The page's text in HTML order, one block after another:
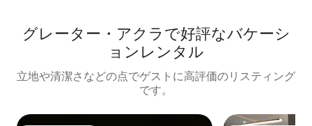
グレーター・アクラで好評なバケーシ
ョンレンタル
立地や清潔さなどの点でゲストに高評価のリスティング
です。